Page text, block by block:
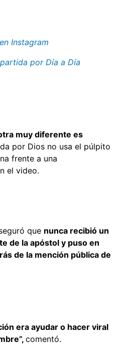
Instagram
por Día a Día
muy diferente es
por Dios no usa el púlpito
frente a una
el video.
que nunca recibió un
de la apóstol y puso en
de la mención pública de
era ayudar o hacer viral
comentó.